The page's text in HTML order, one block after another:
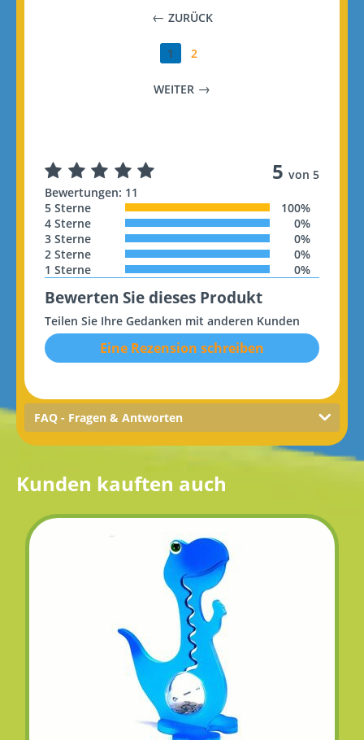
ZURÜCK
1 2
WEITER
5 von 5
Bewertungen: 11
5 Sterne
100%
4 Sterne
0%
3 Sterne
0%
2 Sterne
0%
1 Sterne
0%
Bewerten Sie dieses Produkt
Teilen Sie Ihre Gedanken mit anderen Kunden
Eine Rezension schreiben
FAQ - Fragen & Antworten
Kunden kauften auch